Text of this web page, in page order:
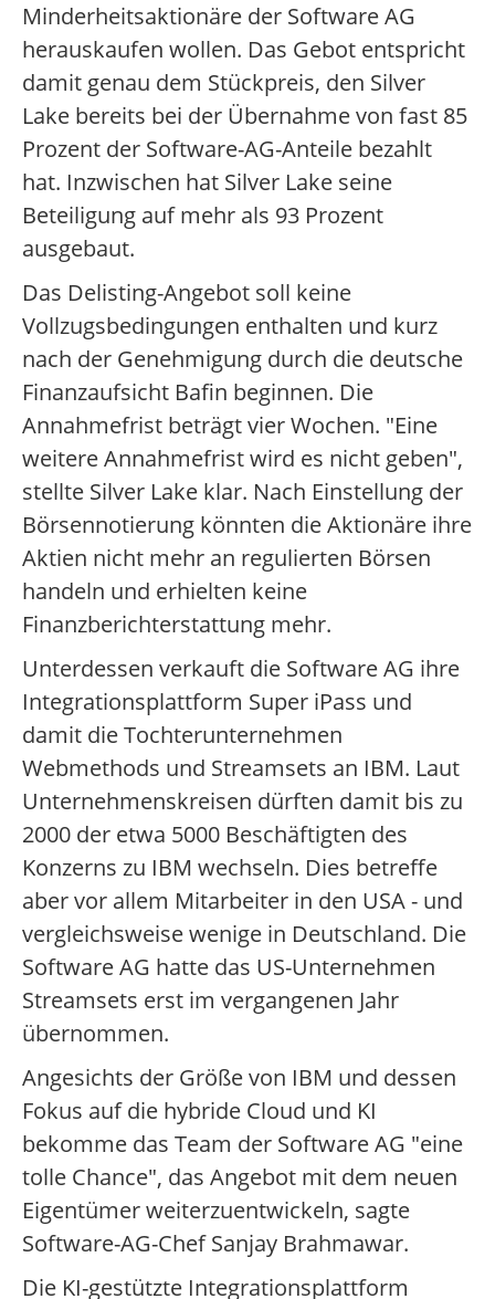
Minderheitsaktionäre der Software AG
herauskaufen wollen. Das Gebot entspricht
damit genau dem Stückpreis, den Silver
Lake bereits bei der Übernahme von fast 85
Prozent der Software-AG-Anteile bezahlt
hat. Inzwischen hat Silver Lake seine
Beteiligung auf mehr als 93 Prozent
ausgebaut.
Das Delisting-Angebot soll keine
Vollzugsbedingungen enthalten und kurz
nach der Genehmigung durch die deutsche
Finanzaufsicht Bafin beginnen. Die
Annahmefrist beträgt vier Wochen. "Eine
weitere Annahmefrist wird es nicht geben",
stellte Silver Lake klar. Nach Einstellung der
Börsennotierung könnten die Aktionäre ihre
Aktien nicht mehr an regulierten Börsen
handeln und erhielten keine
Finanzberichterstattung mehr.
Unterdessen verkauft die Software AG ihre
Integrationsplattform Super iPass und
damit die Tochterunternehmen
Webmethods und Streamsets an IBM. Laut
Unternehmenskreisen dürften damit bis zu
2000 der etwa 5000 Beschäftigten des
Konzerns zu IBM wechseln. Dies betreffe
aber vor allem Mitarbeiter in den USA - und
vergleichsweise wenige in Deutschland. Die
Software AG hatte das US-Unternehmen
Streamsets erst im vergangenen Jahr
übernommen.
Angesichts der Größe von IBM und dessen
Fokus auf die hybride Cloud und KI
bekomme das Team der Software AG "eine
tolle Chance", das Angebot mit dem neuen
Eigentümer weiterzuentwickeln, sagte
Software-AG-Chef Sanjay Brahmawar.
Die KI-gestützte Integrationsplattform